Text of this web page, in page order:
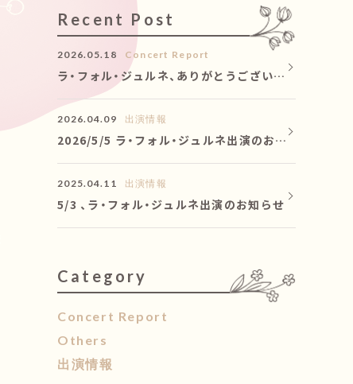
Recent Post
2026.05.18 Concert Report
ラ・フォル・ジュルネ、ありがとうございま
2026.04.09 出演情報
2026/5/5 ラ・フォル・ジュルネ出演のお知
2025.04.11 出演情報
5/3 、ラ・フォル・ジュルネ出演のお知らせ
Category
カテゴリー
Concert Report
Others
出演情報